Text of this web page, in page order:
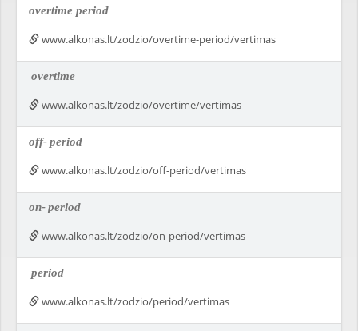
overtime period
www.alkonas.lt/zodzio/overtime-period/vertimas
overtime
www.alkonas.lt/zodzio/overtime/vertimas
off-period
www.alkonas.lt/zodzio/off-period/vertimas
on-period
www.alkonas.lt/zodzio/on-period/vertimas
period
www.alkonas.lt/zodzio/period/vertimas